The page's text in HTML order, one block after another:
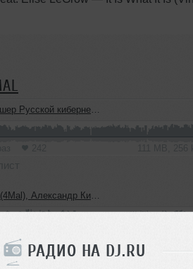
РАДИО НА DJ.RU
Сваловым (4Mal) и Александром Киреевым (22.07.2026)
— Русская кибернетика 725 (22.07.2026)
(в 1 плейлисте)